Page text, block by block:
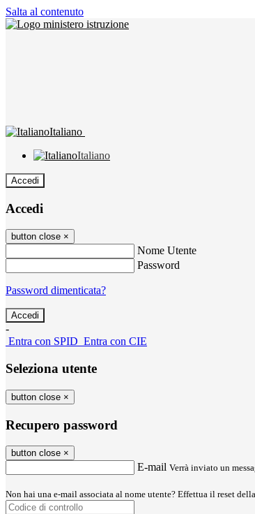
Salta al contenuto
Italiano
Italiano
Accedi
Accedi
button close ×
Nome Utente
Password
Password dimenticata?
-
Entra con SPID Entra con CIE
Seleziona utente
button close ×
Recupero password
button close ×
E-mail Verrà inviato un
Non hai una e-mail associata al nome utente? Effettua il reset